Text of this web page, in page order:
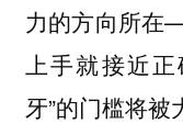
力的方向所在
上手就接近
牙”的门槛将被